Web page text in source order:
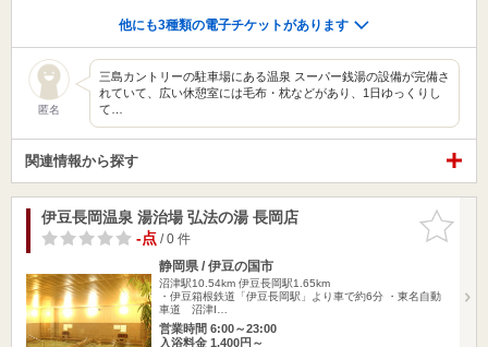
他にも3種類の電子チケットがあります
匿名
三島カントリーの駐車場にある温泉 スーパー銭湯の設備が完備さ
れていて、広い休憩室には毛布・枕などがあり、1日ゆっくりし
て…
関連情報から探す
お気に入
りに追加
伊豆長岡温泉 湯治場 弘法の湯 長岡店
-点/ 0 件
静岡県 / 伊豆の国市
沼津駅10.54km 伊豆長岡駅1.65km
・伊豆箱根鉄道「伊豆長岡駅」より車で約6分 ・東名自動
車道 沼津I…
営業時間 6:00～23:00
入浴料金 1,400円～